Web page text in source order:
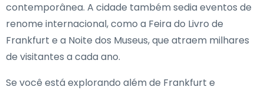
contemporânea. A cidade também sedia eventos de
renome internacional, como a Feira do Livro de
Frankfurt e a Noite dos Museus, que atraem milhares
de visitantes a cada ano.
Se você está explorando além de Frankfurt e